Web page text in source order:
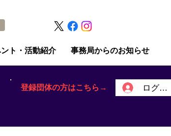
ト・活動紹介 事務局からのお知らせ
登録団体の方はこちら→ ログイ